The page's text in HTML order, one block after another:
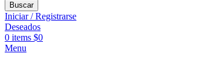
Buscar
Iniciar / Registrarse
Deseados
0 items $0
Menu